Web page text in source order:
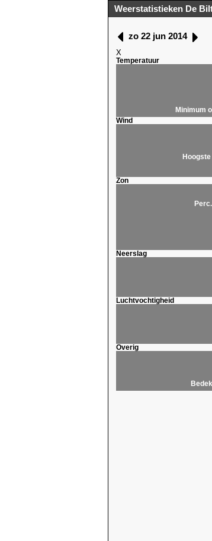
Weerstatistieken De
zo 22 jun 2014
X
Temperatuur
Minimum
Wind
Zon
Neerslag
Luchtvochtigheid
Overig